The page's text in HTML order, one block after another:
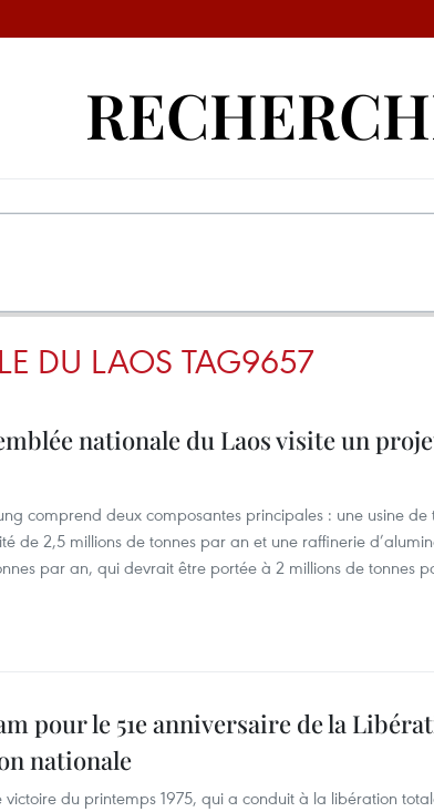
DU LAOS TAG9657
nationale du Laos visite un
comprend deux composantes principales : une usine de
de 2,5 millions de tonnes par an et une raffinerie
par an, qui devrait être portée à 2 millions de tonnes
pour le 51e anniversaire de la
nationale
du printemps 1975, qui a conduit à la libération